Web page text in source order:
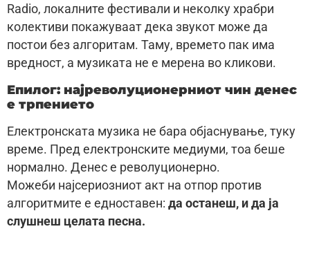
Radio, локалните фестивали и неколку храбри
колективи покажуваат дека звукот може да
постои без алгоритам. Таму, времето пак има
вредност, а музиката не е мерена во кликови.
Епилог: најреволуционерниот чин денес
е трпението
Електронската музика не бара објаснување, туку
време. Пред електронските медиуми, тоа беше
нормално. Денес е револуционерно.
Можеби најсериозниот акт на отпор против
алгоритмите е едноставен: да останеш, и да ја
слушнеш целата песна.